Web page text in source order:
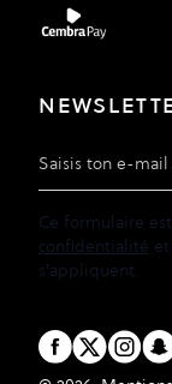
Adresse e-mail
Ce formulaire
confidentialité
s'appliquent.